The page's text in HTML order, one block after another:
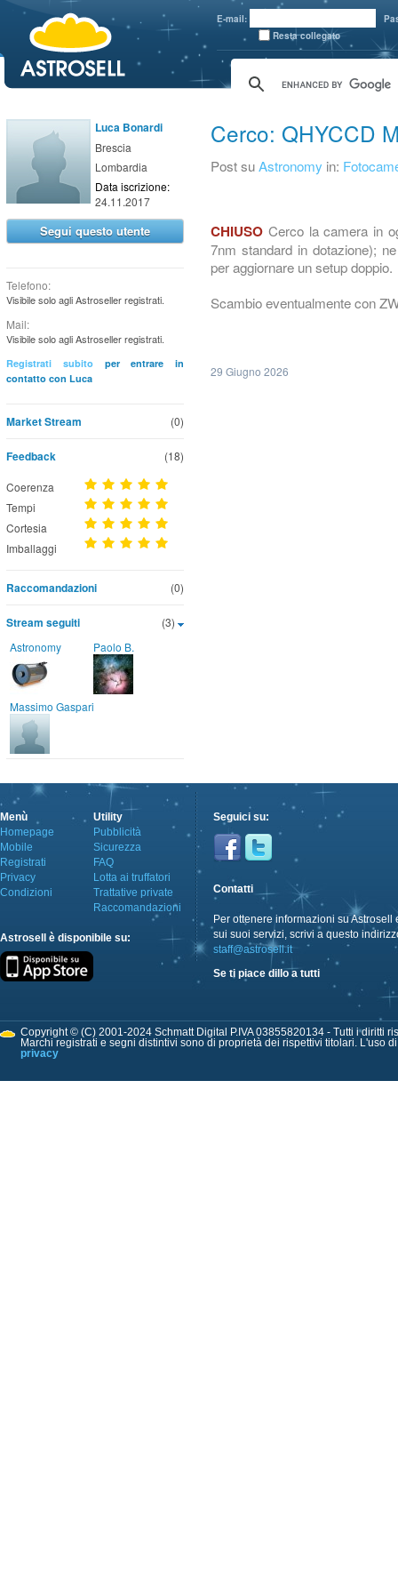
E-mail:
Resta collegato
Luca Bonardi
Brescia
Lombardia
Data iscrizione:
24.11.2017
Segui questo utente
Telefono:
Visibile solo agli Astroseller registrati.
Mail:
Visibile solo agli Astroseller registrati.
Registrati subitoper entrare in
contatto con Luca
(0)
Market Stream
Feedback (18)
Coerenza
Tempi
Cortesia
Imballaggi
(0)
Raccomandazioni
(3)
Stream seguiti
Astronomy Paolo B.
Massimo Gaspari
Cerco: QHYCCD
Post suAstronomy in:
CHIUSO Cerco la camera in
7nm standard in dotazione);
per aggiornare un setup doppio.
Scambio eventualmente con
29 Giugno 2026
Menù
Homepage
Mobile
Registrati
Privacy
Condizioni
Utility
Pubblicità
Sicurezza
FAQ
Lotta ai truffatori
Trattative private
Raccomandazioni
Astrosell è disponibile su:
Seguici su:
Contatti
Per ottenere informazioni su Astrosell
sui suoi servizi, scrivi a questo
staff@astrosell.it
Se ti piace dillo a tutti
Copyright © (C) 2001-2024 Schmatt Digital P.IVA 03855820134 - Tutti i diritti
Marchi registrati e segni distintivi sono di proprietà dei rispettivi titolari. L'uso
privacy